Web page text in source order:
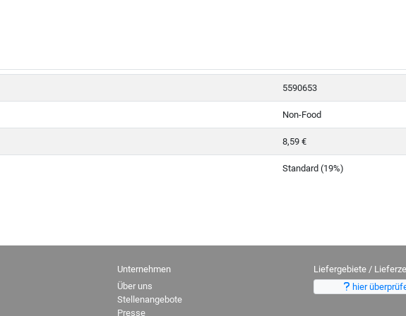
5590653
Non-Food
8,59 €
Standard (19%)
Unternehmen
Über uns
Stellenangebote
Presse
Liefergebiete /
hier